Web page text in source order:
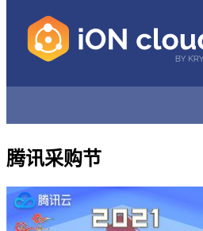
腾讯采购节